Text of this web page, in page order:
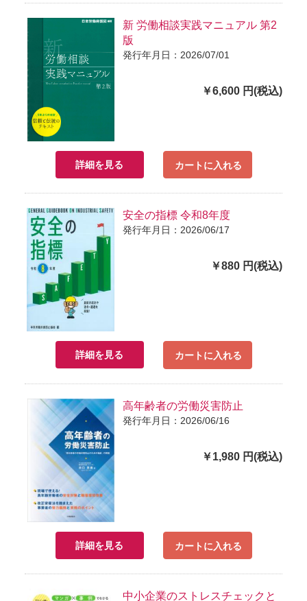
新 労働相談実践マニュアル 第2
版
発行年月日：2026/07/01
￥6,600 円(税込)
詳細を見る カートに入れる
安全の指標 令和8年度
発行年月日：2026/06/17
￥880 円(税込)
詳細を見る カートに入れる
高年齢者の労働災害防止
発行年月日：2026/06/16
￥1,980 円(税込)
詳細を見る カートに入れる
中小企業のストレスチェックと